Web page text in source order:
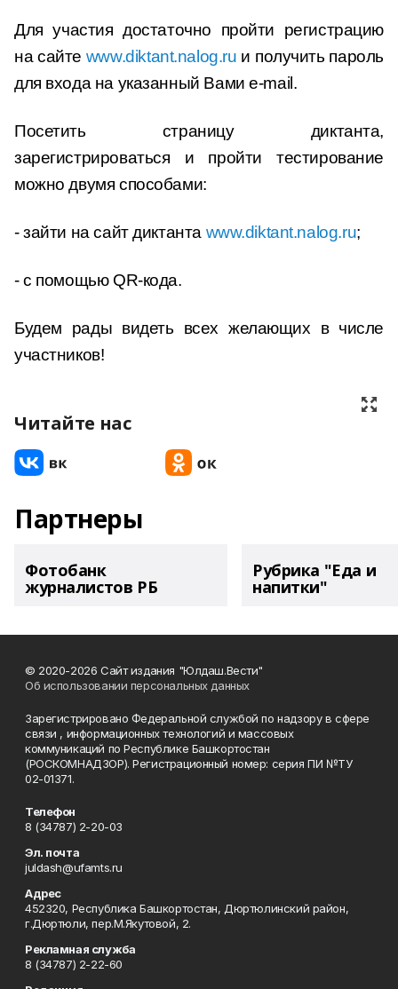
Для участия достаточно пройти регистрацию
на сайте www.diktant.nalog.ru и получить пароль
для входа на указанный Вами e-mail.
Посетить страницу диктанта,
зарегистрироваться и пройти тестирование
можно двумя способами:
- зайти на сайт диктанта www.diktant.nalog.ru;
- с помощью QR-кода.
Будем рады видеть всех желающих в числе
участников!
Читайте нас
Партнеры
Фотобанк
журналистов РБ
Рубрика "Еда и
напитки"
© 2020-2026 Сайт издания "Юлдаш.Вести"
Об использовании персональных данных
Зарегистрировано Федеральной службой по надзору в сфере
связи , информационных технологий и массовых
коммуникаций по Республике Башкортостан
(РОСКОМНАДЗОР). Регистрационный номер: серия ПИ №ТУ
02-01371.
Телефон
8 (34787) 2-20-03
Эл. почта
juldash@ufamts.ru
Адрес
452320, Республика Башкортостан, Дюртюлинский район,
г.Дюртюли, пер.М.Якутовой, 2.
Рекламная служба
8 (34787) 2-22-60